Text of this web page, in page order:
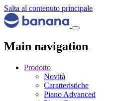
Salta al contenuto principale
Main navigation
Prodotto
Novità
Caratteristiche
Piano Advanced